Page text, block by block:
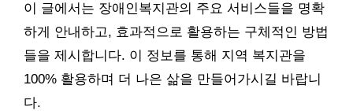
이 글에서는 장애인복지관의 주요 서비스들을 명확
하게 안내하고, 효과적으로 활용하는 구체적인 방법
들을 제시합니다. 이 정보를 통해 지역 복지관을
100% 활용하며 더 나은 삶을 만들어가시길 바랍니
다.